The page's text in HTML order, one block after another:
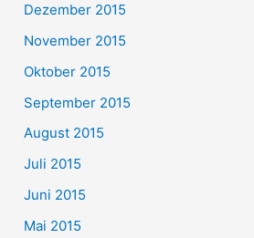
Dezember 2015
November 2015
Oktober 2015
September 2015
August 2015
Juli 2015
Juni 2015
Mai 2015